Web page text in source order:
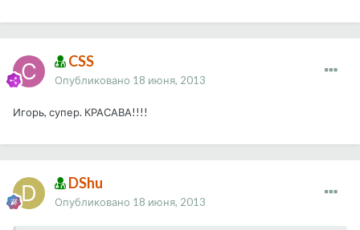
CSS
Опубликовано 18 июня, 2013
Игорь, супер. КРАСАВА!!!!
DShu
Опубликовано 18 июня, 2013